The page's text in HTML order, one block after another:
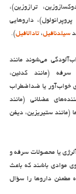
ترازوزین)،
داروهایی
سیلدنافیل، تادالافیل).
می‌شوند مانند
(مانند کدئین،
خواب‌آور یا ضداضطراب
عضلانی (مانند
(مانند ستیریزین، دیفن
یا محصولات سرفه و
موادی باشند که باعث
مطمئن داروها را سؤال